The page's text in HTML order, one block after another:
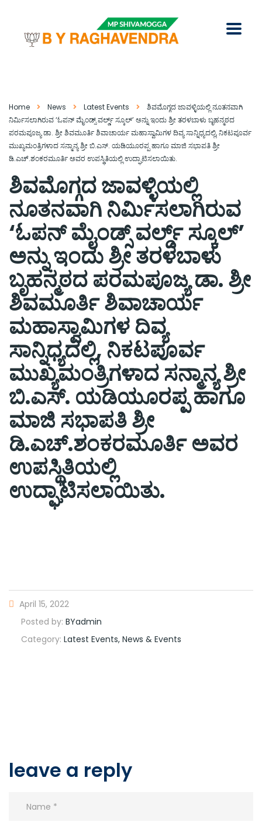
Home News Latest Events
ಶಿವಮೊಗ್ಗದ ಜಾವಳ್ಳಿಯಲ್ಲಿ ನೂತನವಾಗಿ
ನಿರ್ಮಿಸಲಾಗಿರುವ ‘ಓಪನ್ ಮೈಂಡ್ಸ್‌ ವರ್ಲ್ಡ್ ಸ್ಕೂಲ್’ ಅನ್ನು ಇಂದು ಶ್ರೀ ತರಳಬಾಳು ಬೃಹನ್ಮಠದ
ಪರಮಪೂಜ್ಯ ಡಾ. ಶ್ರೀ ಶಿವಮೂರ್ತಿ ಶಿವಾಚಾರ್ಯ ಮಹಾಸ್ವಾಮಿಗಳ ದಿವ್ಯ ಸಾನ್ನಿಧ್ಯದಲ್ಲಿ, ನಿಕಟಪೂರ್ವ
ಮುಖ್ಯಮಂತ್ರಿಗಳಾದ ಸನ್ಮಾನ್ಯ ಶ್ರೀ ಬಿ.ಎಸ್. ಯಡಿಯೂರಪ್ಪ ಹಾಗೂ ಮಾಜಿ ಸಭಾಪತಿ ಶ್ರೀ
ಡಿ.ಎಚ್.ಶಂಕರಮೂರ್ತಿ ಅವರ ಉಪಸ್ಥಿತಿಯಲ್ಲಿ ಉದ್ಘಾಟಿಸಲಾಯಿತು.
ಶಿವಮೊಗ್ಗದ ಜಾವಳ್ಳಿಯಲ್ಲಿ
ನೂತನವಾಗಿ ನಿರ್ಮಿಸಲಾಗಿರುವ
‘ಓಪನ್ ಮೈಂಡ್ಸ್‌ ವರ್ಲ್ಡ್ ಸ್ಕೂಲ್’
ಅನ್ನು ಇಂದು ಶ್ರೀ ತರಳಬಾಳು
ಬೃಹನ್ಮಠದ ಪರಮಪೂಜ್ಯ ಡಾ. ಶ್ರೀ
ಶಿವಮೂರ್ತಿ ಶಿವಾಚಾರ್ಯ
ಮಹಾಸ್ವಾಮಿಗಳ ದಿವ್ಯ
ಸಾನ್ನಿಧ್ಯದಲ್ಲಿ, ನಿಕಟಪೂರ್ವ
ಮುಖ್ಯಮಂತ್ರಿಗಳಾದ ಸನ್ಮಾನ್ಯ ಶ್ರೀ
ಬಿ.ಎಸ್. ಯಡಿಯೂರಪ್ಪ ಹಾಗೂ
ಮಾಜಿ ಸಭಾಪತಿ ಶ್ರೀ
ಡಿ.ಎಚ್.ಶಂಕರಮೂರ್ತಿ ಅವರ
ಉಪಸ್ಥಿತಿಯಲ್ಲಿ
ಉದ್ಘಾಟಿಸಲಾಯಿತು.
April 15, 2022
Posted by: BYadmin
Category: Latest Events, News & Events
leave a reply